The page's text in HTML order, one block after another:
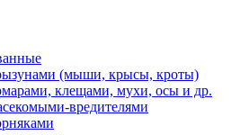
(мыши, крысы, кроты)
клещами, мухи, осы и др.
вредителями